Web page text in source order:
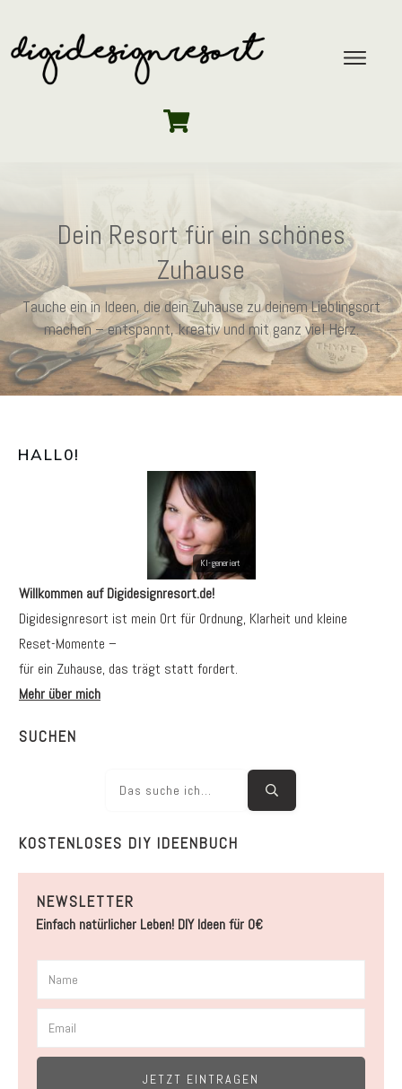
Dein Resort für ein schönes
Zuhause
Tauche ein in Ideen, die dein Zuhause zu deinem Lieblingsort
machen – entspannt, kreativ und mit ganz viel Herz.
HALL0!
Willkommen auf Digidesignresort.de!
Digidesignresort ist mein Ort für Ordnung, Klarheit und kleine
Reset-Momente –
für ein Zuhause, das trägt statt fordert.
Mehr über mich
SUCHEN
KOSTENLOSES DIY IDEENBUCH
NEWSLETTER
Einfach natürlicher Leben! DIY Ideen für 0€
JETZT EINTRAGEN